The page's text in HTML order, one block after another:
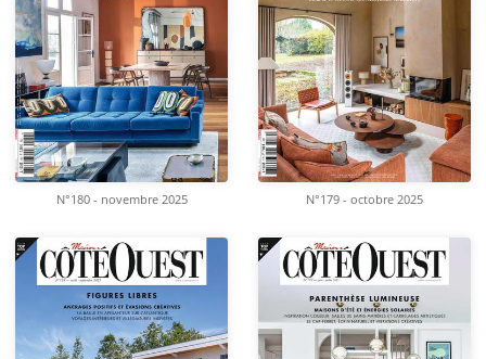
N°180 - novembre 2025 N°179 - octobre 2025